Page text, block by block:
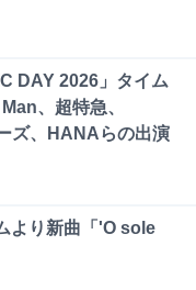
DAY 2026」タイム
、超特急、
ズ、HANAらの出演
より新曲「'O sole